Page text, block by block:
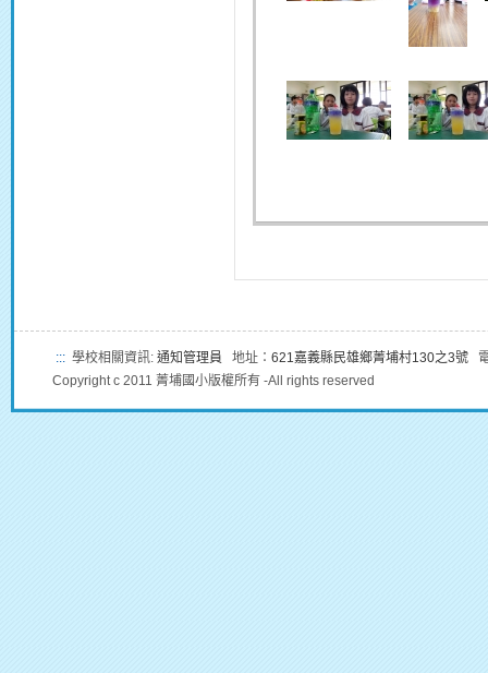
::: 學校相關資訊: 通知管理員 地址： 621嘉義縣民雄鄉菁埔村130之3號
Copyright c 2011 菁埔國小版權所有 -All rights reserved